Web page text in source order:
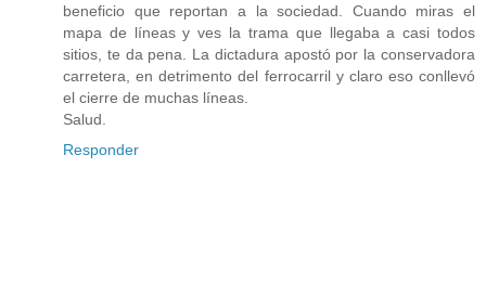
beneficio que reportan a la sociedad. Cuando miras el
mapa de líneas y ves la trama que llegaba a casi todos
sitios, te da pena. La dictadura apostó por la conservadora
carretera, en detrimento del ferrocarril y claro eso conllevó
el cierre de muchas líneas.
Salud.
Responder